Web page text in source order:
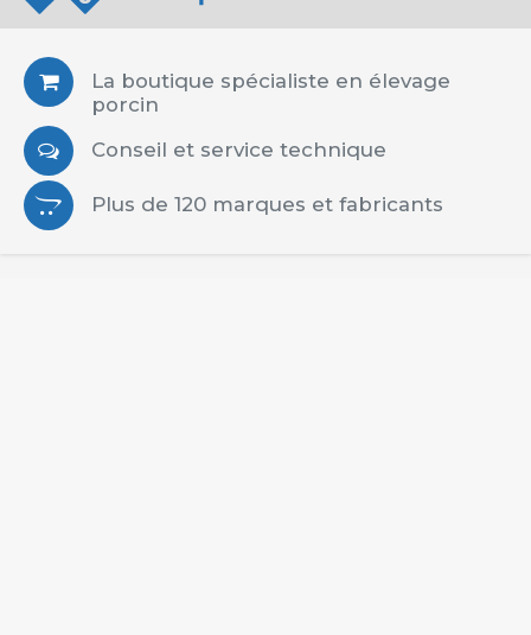
La boutique spécialiste en élevage
porcin
Conseil et service technique
Plus de 120 marques et fabricants